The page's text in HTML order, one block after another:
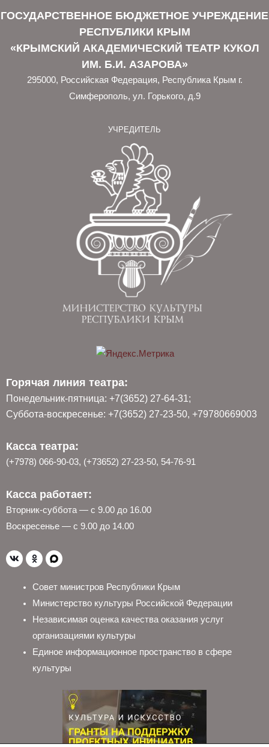
ГОСУДАРСТВЕННОЕ БЮДЖЕТНОЕ УЧРЕЖДЕНИЕ
РЕСПУБЛИКИ КРЫМ
«КРЫМСКИЙ АКАДЕМИЧЕСКИЙ ТЕАТР КУКОЛ
ИМ. Б.И. АЗАРОВА»
295000, Российская Федерация, Республика Крым г.
Симферополь, ул. Горького, д.9
УЧРЕДИТЕЛЬ
Горячая линия театра:
Понедельник-пятница: +7(3652) 27-64-31;
Суббота-воскресенье: +7(3652) 27-23-50, +79780669003
Касса театра:
(+7978) 066-90-03, (+73652) 27-23-50, 54-76-91
Касса работает:
Вторник-суббота — с 9.00 до 16.00
Воскресенье — с 9.00 до 14.00
Совет министров Республики Крым
Министерство культуры Российской Федерации
Независимая оценка качества оказания услуг
организациями культуры
Единое информационное пространство в сфере
культуры